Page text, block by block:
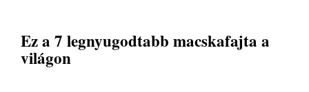
Ez a 7 legnyugodtabb macskafajta a
világon